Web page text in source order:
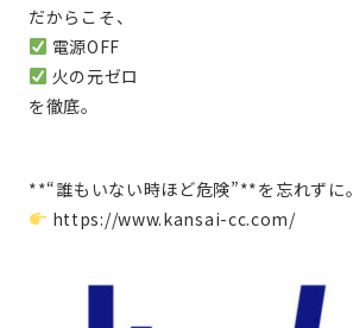
だからこそ、
電源OFF
火の元ゼロ
を徹底。
**“誰もいない時ほど危険”**を忘れずに。
https://www.kansai-cc.com/